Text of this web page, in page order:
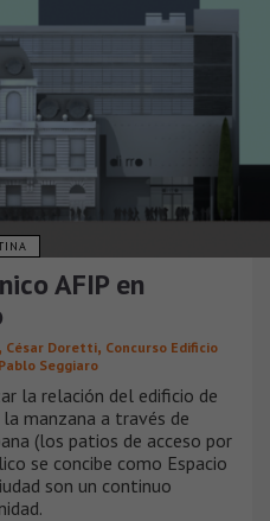
AFIP en
, César Doretti, Concurso Edificio
Pablo Seggiaro
la relación del edificio de
manzana a través de
(los patios de acceso por
se concibe como Espacio
son un continuo